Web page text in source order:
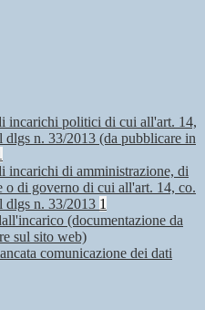
incarichi politici di cui all'art. 14,
dlgs n. 33/2013 (da pubblicare in
incarichi di amministrazione, di
o di governo di cui all'art. 14, co.
dlgs n. 33/2013 1
(documentazione da
sul sito web)
comunicazione dei dati